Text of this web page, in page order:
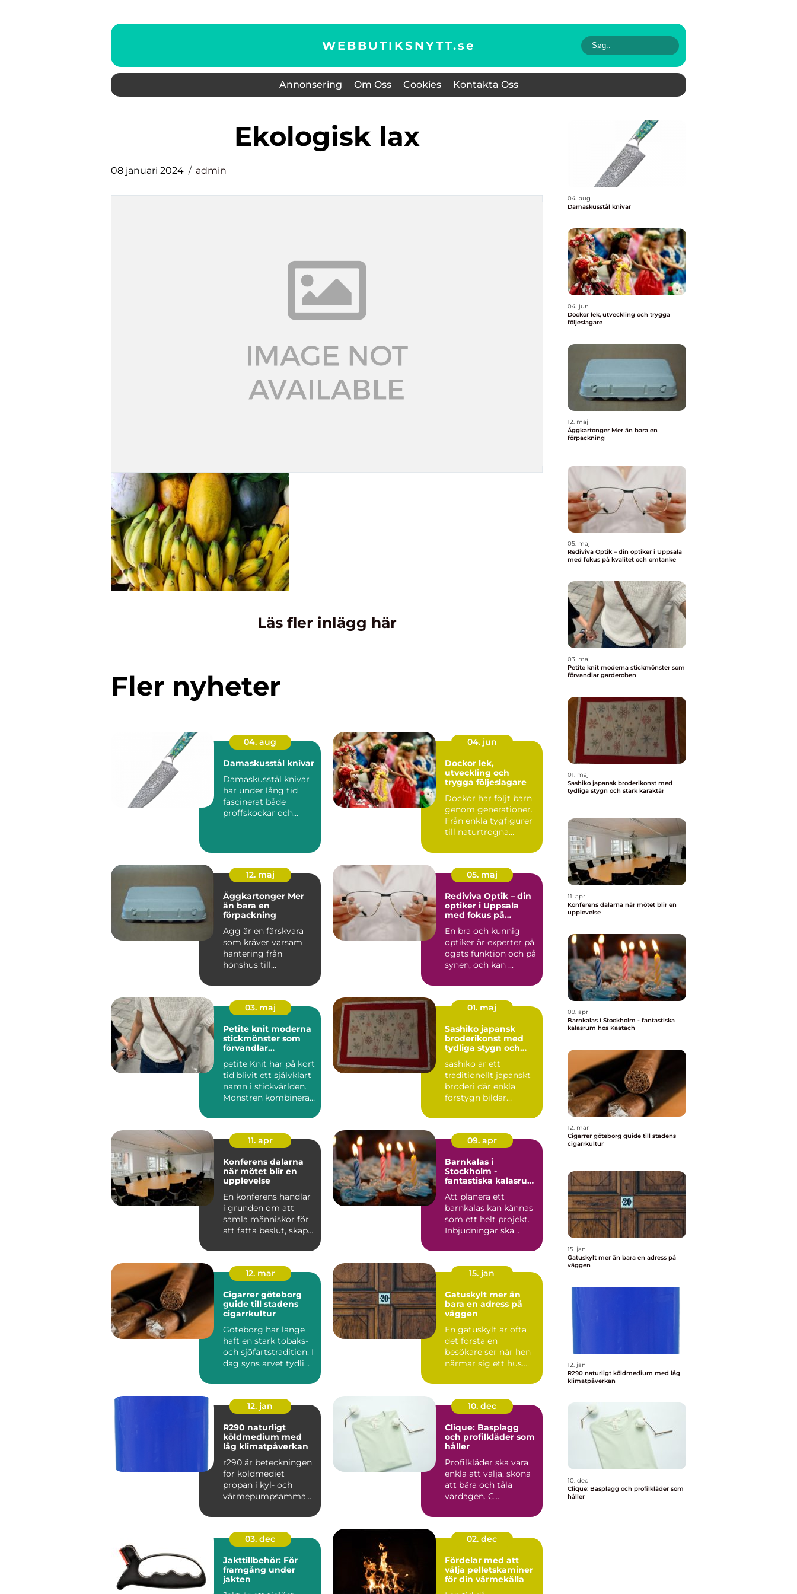
WEBBUTIKSNYTT.se
Annonsering Om Oss Cookies Kontakta Oss
ekologisk lax
08 januari 2024 admin
Läs fler inlägg här
Fler nyheter
04. aug
Damaskusstål knivar
Damaskusstål knivar
har under lång tid
fascinerat både
proffskockar och
04. jun
Dockor lek,
utveckling och
trygga följeslagare
Dockor har följt barn
genom generationer.
Från enkla tygfigurer
till naturtrogna
12. maj
Äggkartonger Mer
än bara en
förpackning
Ägg är en färskvara
som kräver varsam
hantering från
hönshus till
om någon har ...
05. maj
Rediviva Optik – din
optiker i Uppsala
med fokus på
omtanke
En bra och kunnig
optiker är experter på
ögats funktion och på
synen, och kan ...
03. maj
Petite knit moderna
stickmönster som
förvandlar
petite Knit har på kort
tid blivit ett självklart
namn i stickvärlden.
Mönstren kombinerar
01. maj
Sashiko japansk
broderikonst med
tydliga stygn och
sashiko är ett
traditionellt japanskt
broderi där enkla
förstygn bildar
med hög ...
11. apr
Konferens dalarna
när mötet blir en
upplevelse
En konferens handlar
i grunden om att
samla människor för
att fatta beslut, skapa
09. apr
Barnkalas i
Stockholm -
fantastiska kalasrum
Att planera ett
barnkalas kan kännas
som ett helt projekt.
Inbjudningar ska
12. mar
Cigarrer göteborg
guide till stadens
cigarrkultur
Göteborg har länge
haft en stark tobaks-
och sjöfartstradition. I
dag syns arvet tydligt
15. jan
Gatuskylt mer än
bara en adress på
väggen
En gatuskylt är ofta
det första en
besökare ser när hen
närmar sig ett hus.
brevbäraren ...
12. jan
R290 naturligt
köldmedium med
låg klimatpåverkan
r290 är beteckningen
för köldmediet
propan i kyl- och
värmepumpsamman
mycket låg klim...
10. dec
Clique: Basplagg
och profilkläder som
håller
Profilkläder ska vara
enkla att välja, sköna
att bära och tåla
vardagen. C...
03. dec
Jakttillbehör: För
framgång under
jakten
02. dec
Fördelar med att
välja pelletskaminer
för din värmekälla
04. aug
Damaskusstål knivar
04. jun
Dockor lek, utveckling och trygga
följeslagare
12. maj
Äggkartonger Mer än bara en
förpackning
05. maj
Rediviva Optik – din optiker i Uppsala
med fokus på kvalitet och omtanke
03. maj
Petite knit moderna stickmönster som
förvandlar garderoben
01. maj
Sashiko japansk broderikonst med
tydliga stygn och stark karaktär
11. apr
Konferens dalarna när mötet blir en
upplevelse
09. apr
Barnkalas i Stockholm - fantastiska
kalasrum hos Kaatach
12. mar
Cigarrer göteborg guide till stadens
cigarrkultur
15. jan
Gatuskylt mer än bara en adress på
väggen
12. jan
R290 naturligt köldmedium med låg
klimatpåverkan
10. dec
Clique: Basplagg och profilkläder som
håller